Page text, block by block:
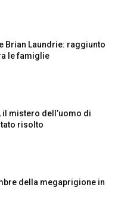
Brian Laundrie: raggiunto
le famiglie
il mistero dell’uomo di
risolto
della megaprigione in